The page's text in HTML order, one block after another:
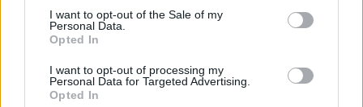
consent section.
I want to opt-out of the Sale of my
Personal Data.
Opted In
I want to opt-out of processing my
Personal Data for Targeted Advertising.
Opted In
A közleményben emlékeztettek arra,